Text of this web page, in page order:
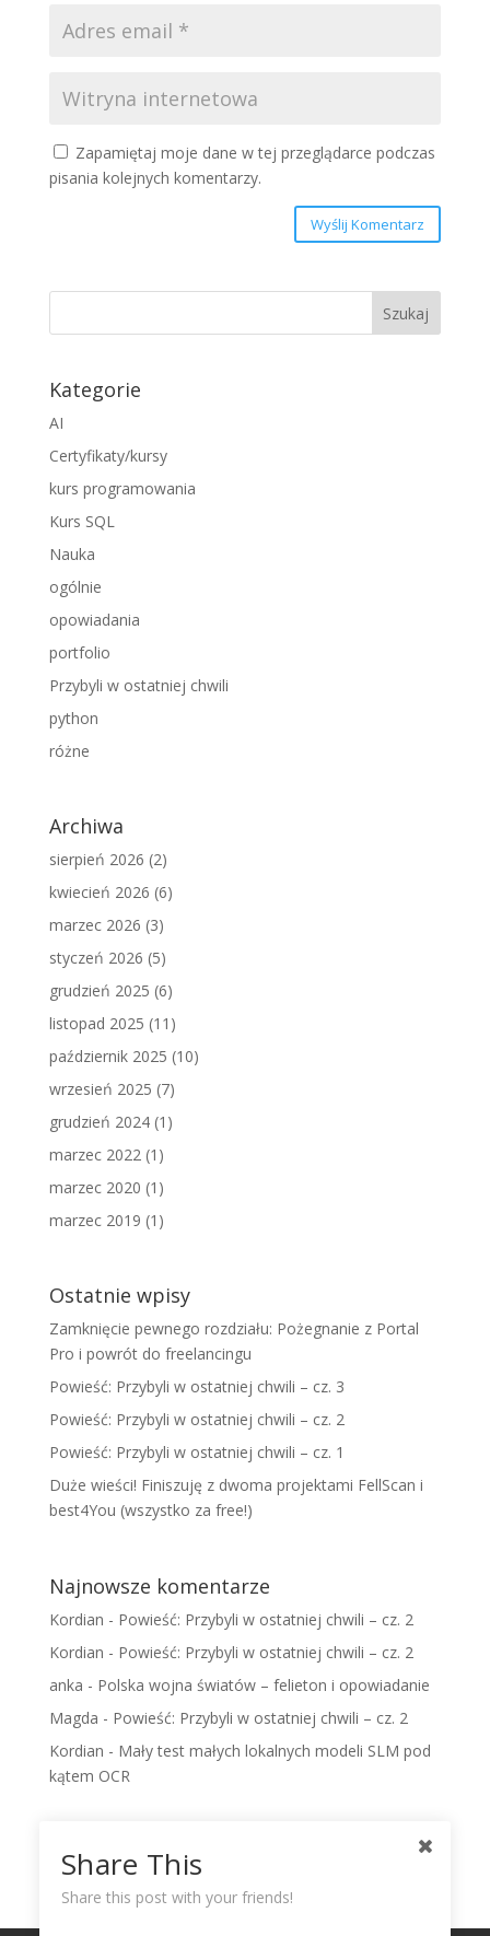
Zapamiętaj moje dane w tej przeglądarce podczas
pisania kolejnych komentarzy.
Wyślij Komentarz
Kategorie
AI
Certyfikaty/kursy
kurs programowania
Kurs SQL
Nauka
ogólnie
opowiadania
portfolio
Przybyli w ostatniej chwili
python
różne
Archiwa
sierpień 2026 (2)
kwiecień 2026 (6)
marzec 2026 (3)
styczeń 2026 (5)
grudzień 2025 (6)
listopad 2025 (11)
październik 2025 (10)
wrzesień 2025 (7)
grudzień 2024(1)
marzec 2022(1)
marzec 2020 (1)
marzec 2019 (1)
Ostatnie wpisy
Zamknięcie pewnego rozdziału: Pożegnanie z Portal
Pro i powrót do freelancingu
Powieść: Przybyli w ostatniej chwili – cz. 3
Powieść: Przybyli w ostatniej chwili – cz. 2
Powieść: Przybyli w ostatniej chwili – cz. 1
Duże wieści! Finiszuję z dwoma projektami FellScan i
best4You (wszystko za free!)
Najnowsze komentarze
Kordian - Powieść: Przybyli w ostatniej chwili – cz. 2
Kordian - Powieść: Przybyli w ostatniej chwili – cz. 2
anka - Polska wojna światów – felieton i opowiadanie
Magda - Powieść: Przybyli w ostatniej chwili – cz. 2
Kordian - Mały test małych lokalnych modeli SLM pod
kątem OCR
Share This
Share this post with your friends!